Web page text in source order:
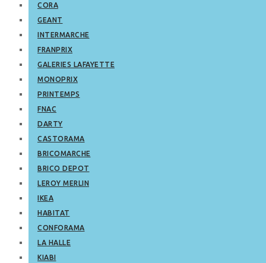
CORA
GEANT
INTERMARCHE
FRANPRIX
GALERIES LAFAYETTE
MONOPRIX
PRINTEMPS
FNAC
DARTY
CASTORAMA
BRICOMARCHE
BRICO DEPOT
LEROY MERLIN
IKEA
HABITAT
CONFORAMA
LA HALLE
KIABI